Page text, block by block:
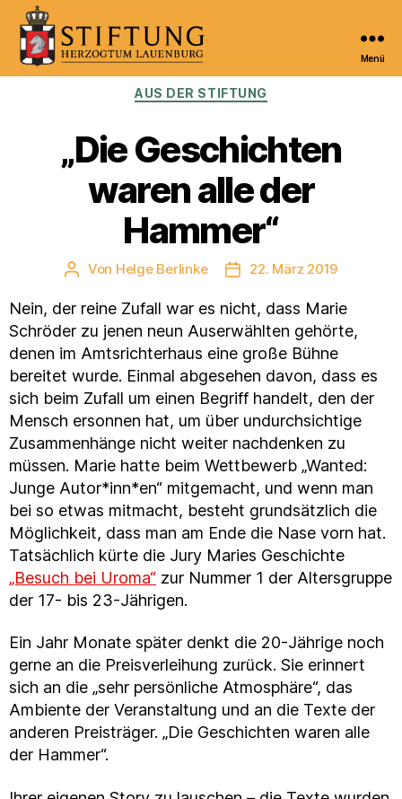
Kulturportal
Herzogtum
Lauenburg
Menü
Kategorien
AUS DER STIFTUNG
„Die Geschichten
waren alle der
Hammer“
Beitragsautor
Von Helge Berlinke Veröffentlichungsdatum
22. März 2019
Nein, der reine Zufall war es nicht, dass Marie
Schröder zu jenen neun Auserwählten gehörte,
denen im Amtsrichterhaus eine große Bühne
bereitet wurde. Einmal abgesehen davon, dass es
sich beim Zufall um einen Begriff handelt, den der
Mensch ersonnen hat, um über undurchsichtige
Zusammenhänge nicht weiter nachdenken zu
müssen. Marie hatte beim Wettbewerb „Wanted:
Junge Autor*inn*en“ mitgemacht, und wenn man
bei so etwas mitmacht, besteht grundsätzlich die
Möglichkeit, dass man am Ende die Nase vorn hat.
Tatsächlich kürte die Jury Maries Geschichte
„Besuch bei Uroma“ zur Nummer 1 der Altersgruppe
der 17- bis 23-Jährigen.
Ein Jahr Monate später denkt die 20-Jährige noch
gerne an die Preisverleihung zurück. Sie erinnert
sich an die „sehr persönliche Atmosphäre“, das
Ambiente der Veranstaltung und an die Texte der
anderen Preisträger. „Die Geschichten waren alle
der Hammer“.